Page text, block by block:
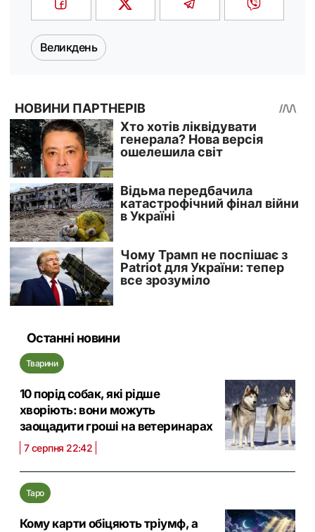
Великдень
Останні новини
Тварини
10 порід собак, які рідше
хворіють: вони можуть
заощадити гроші на ветеринарах
7 серпня 22:42
Таро
Кому карти обіцяють тріумф, а